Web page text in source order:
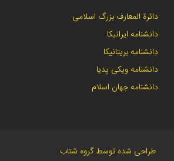
دائرة المعارف بزرگ اسلامی
دانشنامه ایرانیکا
دانشنامه بریتانیکا
دانشنامه ویکی پدیا
دانشنامه جهان اسلام
طراحی شده توسط گروه شتاب